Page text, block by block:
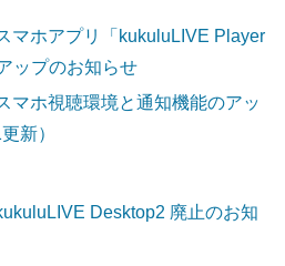
マホアプリ「kukuluLIVE Player
ップのお知らせ
マホ視聴環境と通知機能のアッ
新）
Desktop2 廃止のお知